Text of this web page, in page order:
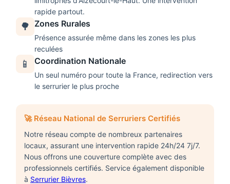
rapide partout.
🌳 Zones Rurales
Présence assurée même dans les zones les plus
reculées
📱 Coordination Nationale
Un seul numéro pour toute la France, redirection vers
le serrurier le plus proche
🚀 Réseau National de Serruriers Certifiés
Notre réseau compte de nombreux partenaires
locaux, assurant une intervention rapide 24h/24 7j/7.
Nous offrons une couverture complète avec des
professionnels certifiés. Service également disponible
à Serrurier Bièvres.